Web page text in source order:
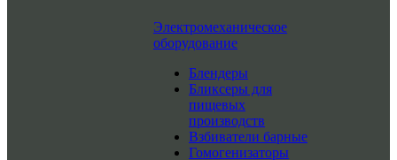
Электромеханическое
оборудование
Блендеры
Бликсеры для
пищевых
производств
Взбиватели барные
Гомогенизаторы